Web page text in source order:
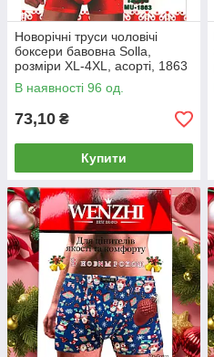
Новорічні труси чоловічі
боксери бавовна Solla,
розміри XL-4XL, асорті, 1863
В наявності 96 од.
73,10 ₴
Купити